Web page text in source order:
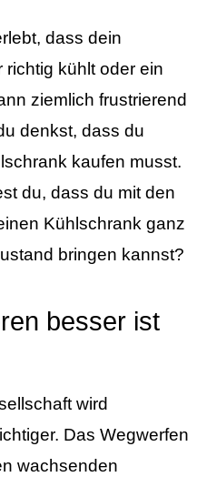
dass dein
kühlt oder ein
ziemlich frustrierend
denkst, dass du
kaufen musst.
du, dass du mit den
Kühlschrank ganz
bringen kannst?
besser ist
wird
Das Wegwerfen
wachsenden